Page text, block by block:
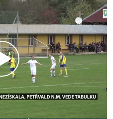
Přehrát
video